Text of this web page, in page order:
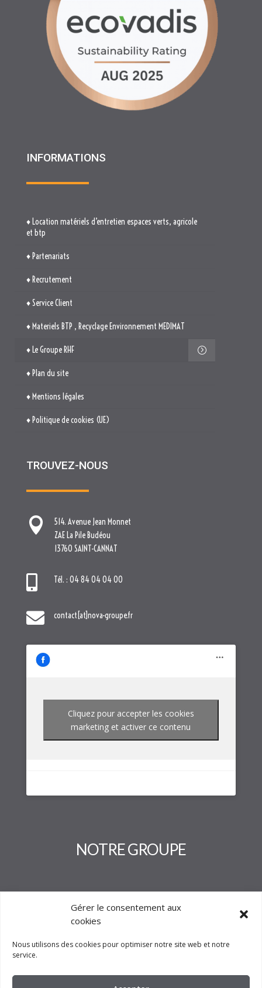
Gérer le consentement aux
cookies
Nous utilisons des cookies pour optimiser notre site web et notre
service.
INFORMATIONS
♦ Location matériels d’entretien espaces verts, agricole
et btp
♦ Partenariats
♦ Recrutement
♦ Service Client
♦ Materiels BTP , Recyclage Environnement MEDIMAT
♦ Le Groupe RHF
♦ Plan du site
♦ Mentions légales
♦ Politique de cookies (UE)
TROUVEZ-NOUS

514. Avenue Jean Monnet
ZAE La Pile Budéou
13760 SAINT-CANNAT
 Tél. : 04 84 04 04 00
 contact[at]nova-groupe.fr
Cliquez pour accepter les cookies
marketing et activer ce contenu
NOTRE GROUPE